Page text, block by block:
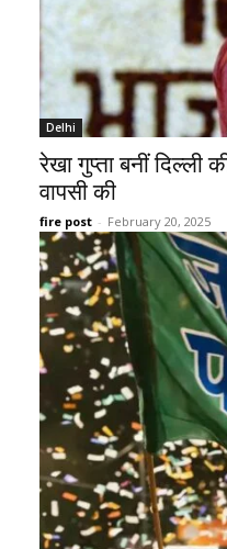
Delhi
रेखा गुप्ता बनीं दिल्ली
वापसी की
fire post - February 20, 2025